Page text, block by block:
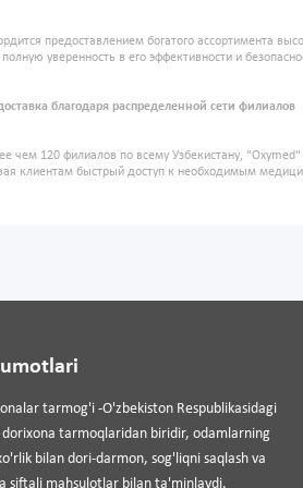
предоставлением богатого ассортимента
уверенность в его эффективности и
благодаря распределенной сети филиалов
чем 120 филиалов по всему Узбекистану,
клиентам быстрый доступ к необходимым
tarmog'i -O'zbekiston Respublikasidagi
dorixona tarmoqlaridan biridir, odamlarning
bilan dori-darmon, sog'liqni saqlash va
siftali mahsulotlar bilan ta'minlaydi.